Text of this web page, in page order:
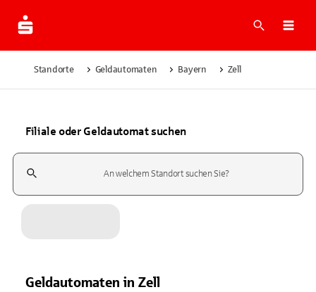
Suche
Standorte Geldautomaten Bayern Zell
Filiale oder Geldautomat suchen
Suchfeld
Geldautomaten in Zell